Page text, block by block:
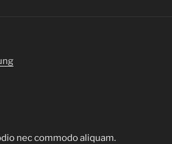
nec commodo aliquam.